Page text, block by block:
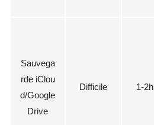
Sauvega
rde iClou
d/Google
Drive
Difficile 1-2h